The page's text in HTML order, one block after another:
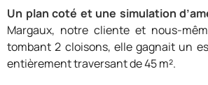
Un plan coté et une simulation
Margaux, notre cliente et nous-
tombant 2 cloisons, elle gagnait un
entièrement traversant de 45 m².